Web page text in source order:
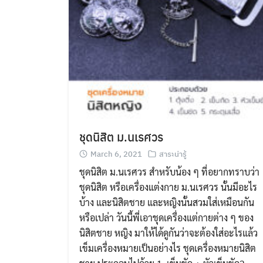
ชุดนิสิต ม.นเรศวร
March 6, 2021 สาระน่ารู้
ชุดนิสิต ม.นเรศวร สำหรับน้อง ๆ ที่อยากทราบว่า
ชุดนิสิต หรือเครื่องแต่งกาย ม.นเรศวร นั้นมีอะไร
บ้าง และนิสิตชาย และหญิงนั้นสวมใส่เหมือนกัน
หรือเปล่า วันนี้พี่เอาชุดเครื่องแต่กายต่าง ๆ ของ
นิสิตชาย หญิง มาให้ได้ดูกันว่าจะต้องใส่อะไรแล้ว
เข็มเครื่องหมายเป็นอย่างไร ชุดเครื่องหมายนิสิต